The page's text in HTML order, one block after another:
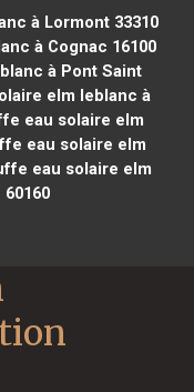
à Lormont 33310
à Cognac 16100
à Pont Saint
elm leblanc à
eau solaire elm
eau solaire elm
eau solaire elm